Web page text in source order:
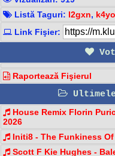
Listă Taguri: l2gxn, k4yo
Link Fişier:
Raportează Fişierul
Ultimele
House Remix Florin
2026
Initi8 - The Funkiness Of
Scott F Kie Hughes -